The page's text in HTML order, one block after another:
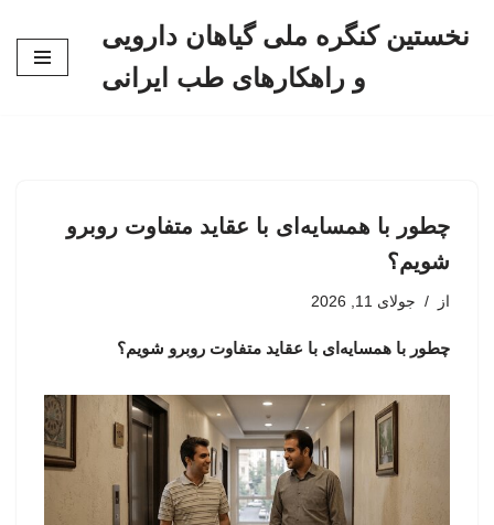
نخستین کنگره ملی گیاهان دارویی
و راهکارهای طب ایرانی
چطور با همسایه‌ای با عقاید متفاوت روبرو
شویم؟
از جولای 11, 2026
چطور با همسایه‌ای با عقاید متفاوت روبرو شویم؟